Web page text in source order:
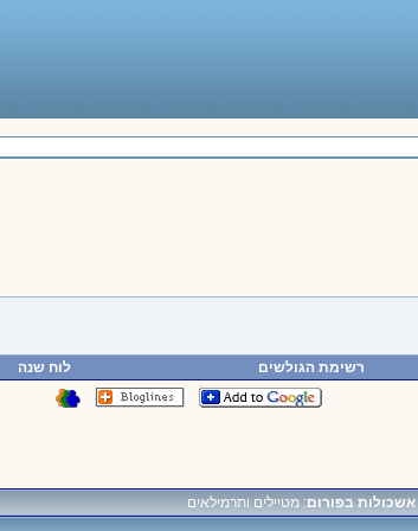
רשימת הגולשים לוח שנה
אשכולות בפורום: מטיילים ותרמילאים